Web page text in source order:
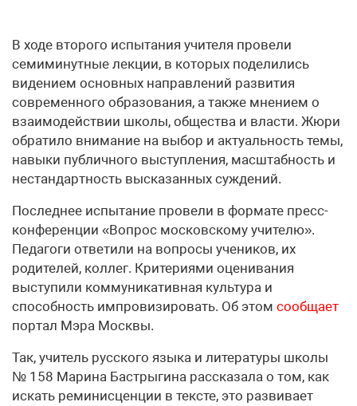
В ходе второго испытания учителя провели
семиминутные лекции, в которых поделились
видением основных направлений развития
современного образования, а также мнением о
взаимодействии школы, общества и власти. Жюри
обратило внимание на выбор и актуальность темы,
навыки публичного выступления, масштабность и
нестандартность высказанных суждений.
Последнее испытание провели в формате пресс-
конференции «Вопрос московскому учителю».
Педагоги ответили на вопросы учеников, их
родителей, коллег. Критериями оценивания
выступили коммуникативная культура и
способность импровизировать. Об этом сообщает
портал Мэра Москвы.
Так, учитель русского языка и литературы школы
№ 158 Марина Бастрыгина рассказала о том, как
искать реминисценции в тексте, это развивает